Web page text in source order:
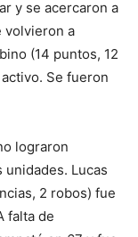
y se acercaron a
volvieron a
(14 puntos, 12
Se fueron
lograron
Lucas
2 robos) fue
falta de